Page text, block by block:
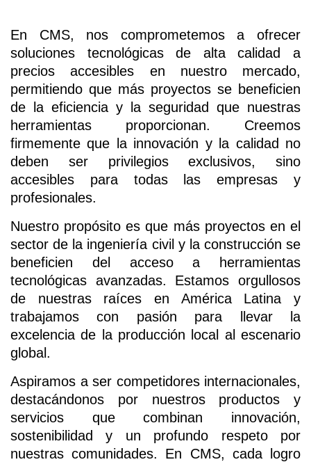
En CMS, nos comprometemos a ofrecer
soluciones tecnológicas de alta calidad a
precios accesibles en nuestro mercado,
permitiendo que más proyectos se beneficien
de la eficiencia y la seguridad que nuestras
herramientas proporcionan. Creemos
firmemente que la innovación y la calidad no
deben ser privilegios exclusivos, sino
accesibles para todas las empresas y
profesionales.
Nuestro propósito es que más proyectos en el
sector de la ingeniería civil y la construcción se
beneficien del acceso a herramientas
tecnológicas avanzadas. Estamos orgullosos
de nuestras raíces en América Latina y
trabajamos con pasión para llevar la
excelencia de la producción local al escenario
global.
Aspiramos a ser competidores internacionales,
destacándonos por nuestros productos y
servicios que combinan innovación,
sostenibilidad y un profundo respeto por
nuestras comunidades. En CMS, cada logro